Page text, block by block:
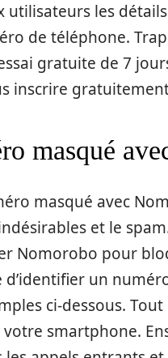
les
de téléphone.
gratuite de 7
inscrire
masqué
masqué avec
et le
Nomorobo pour
un
ci-dessous.
smartphone.